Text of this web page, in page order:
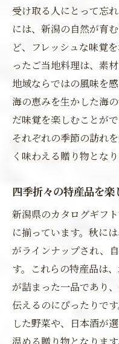
受け取る人にとって忘
には、新潟の自然が育
ど、フレッシュな味覚
ったご当地料理は、素
地域ならではの風味を
海の恵みを生かした海
だ味覚を楽しむことが
それぞれの季節の訪れ
く味わえる贈り物となり
四季折々の特産品を楽
新潟県のカタログギフ
に揃っています。秋に
がラインナップされ、
す。これらの特産品は
が詰まった一品であり
伝えるのにぴったりで
した野菜や、日本酒が
温める贈り物となりま